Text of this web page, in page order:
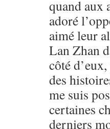
quand aux
adoré
aimé leur
Lan Zhan
côté
des
me suis
certaines
derniers